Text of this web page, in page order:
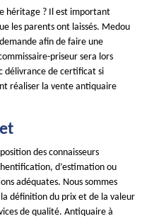
héritage ? Il est important
les parents ont laissés. Medou
afin de faire une
priseur sera lors
délivrance de certificat si
réaliser la vente antiquaire
des connaisseurs
d’estimation ou
adéquates. Nous sommes
définition du prix et de la valeur
de qualité. Antiquaire à